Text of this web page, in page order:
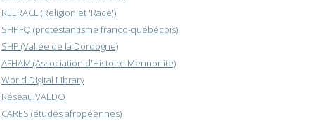
RELRACE (Religion et 'Race')
SHPFQ (protestantisme franco-québécois)
SHP (Vallée de la Dordogne)
AFHAM (Association d'Histoire Mennonite)
World Digital Library
Réseau VALDO
CARES (études afropéennes)